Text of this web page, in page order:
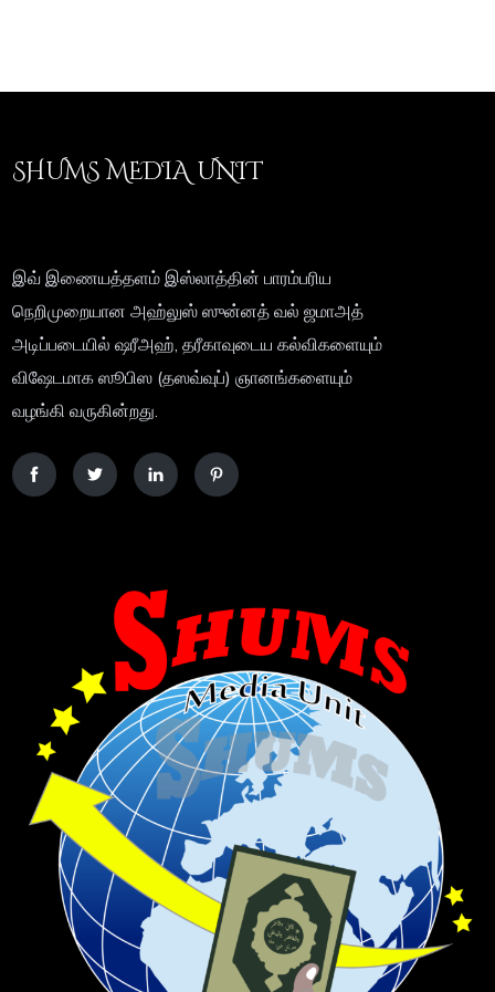
SHUMS MEDIA UNIT
இவ் இணையத்தளம் இஸ்லாத்தின் பாரம்பரிய
நெறிமுறையான அஹ்லுஸ் ஸுன்னத் வல் ஜமாஅத்
அடிப்படையில் ஷரீஅஹ், தரீகாவுடைய கல்விகளையும்
விஷேடமாக ஸூபிஸ (தஸவ்வுப்) ஞானங்களையும்
வழங்கி வருகின்றது.